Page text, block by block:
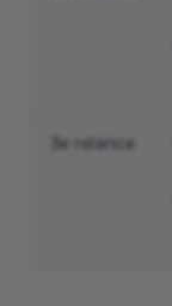
3e relance